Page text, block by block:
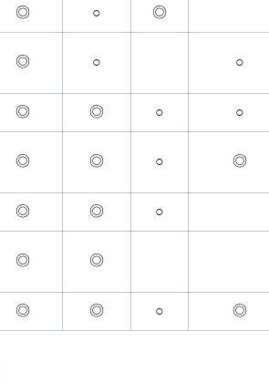
◎ ○ ◎
◎ ○ ○
◎ ◎ ○ ○
◎ ◎ ○ ◎
◎ ◎ ○
◎ ◎
◎ ◎ ○ ◎